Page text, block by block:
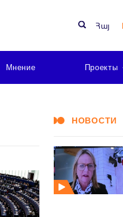
Հայ
Мнение Проекты
НОВОСТИ